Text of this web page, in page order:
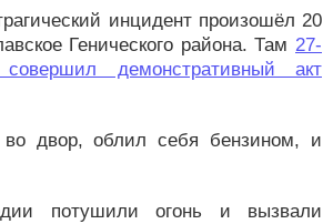
инцидент произошёл 20
Генического района. Там 27-
демонстративный акт
двор, облил себя бензином, и
потушили огонь и вызвали